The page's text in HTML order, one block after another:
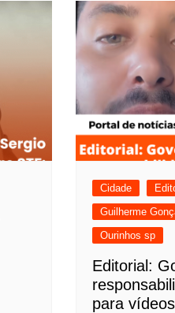
Cidade
Guilherme
Ourinhos sp
Editorial:
para vídeos